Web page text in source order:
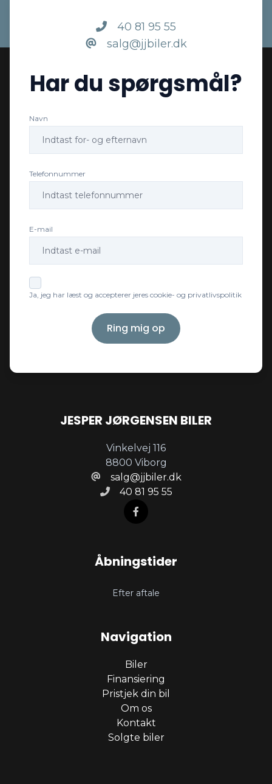
USB tilslutning
40 81 95 55
salg@jjbiler.dk
Har du spørgsmål?
Navn
Telefonnummer
E-mail
Ja, jeg har læst og accepterer jeres cookie- og privatlivspolitik
Ring mig op
JESPER JØRGENSEN BILER
Vinkelvej 116
8800 Viborg
salg@jjbiler.dk
40 81 95 55
Åbningstider
Efter aftale
Navigation
Biler
Finansiering
Pristjek din bil
Om os
Kontakt
Solgte biler